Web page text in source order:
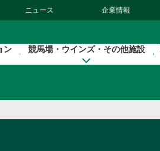
ニュース 企業情報
ン 競馬場・ウインズ・その他施設